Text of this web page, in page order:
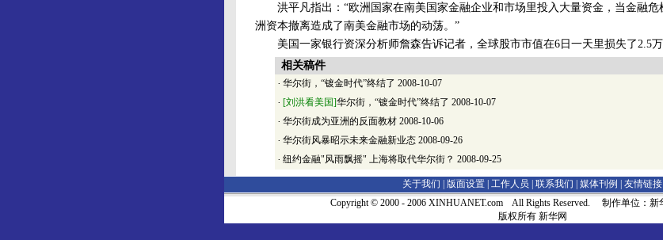
洪平凡指出：“欧洲国家在南美国家金融企业和市场里投入大量资金，当金融危
洲资本撤离造成了南美金融市场的动荡。”
美国一家银行资深分析师詹森告诉记者，全球股市市值在6日一天里损失了2.5万
相关稿件
· 华尔街，“镀金时代”终结了 2008-10-07
· [刘洪看美国]华尔街，“镀金时代”终结了 2008-10-07
· 华尔街成为亚洲的反面教材 2008-10-06
· 华尔街风暴昭示未来金融新业态 2008-09-26
· 纽约金融"风雨飘摇" 上海将取代华尔街？ 2008-09-25
关于我们 | 版面设置 工作人员 联系我们 媒体刊例
友情链接
Copyright © 2000 - 2006 XINHUANET.com All Rights Reserved. 制作单位：新
版权所有 新华网